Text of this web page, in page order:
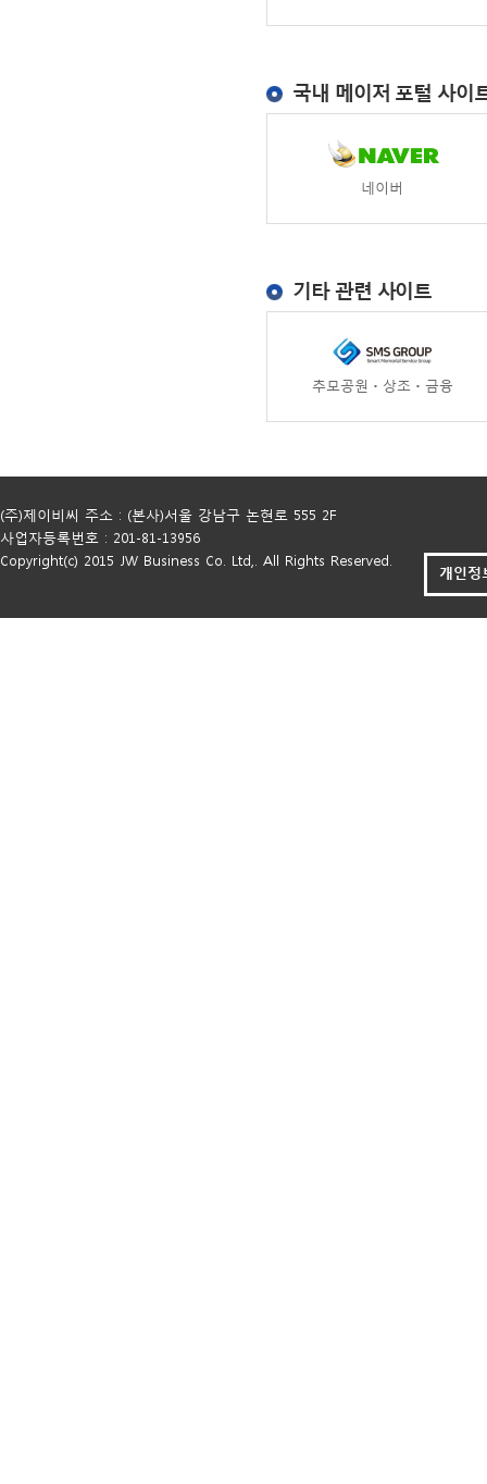
국내 메이저 포털 사이
네이버
기타 관련 사이트
추모공원ㆍ상조ㆍ금융
(주)제이비씨 주소 : (본사)서울 강남구 논현로 555 2F
사업자등록번호 : 201-81-13956
Copyright(c) 2015 JW Business Co. Ltd,. All Rights Reserved.
개인정